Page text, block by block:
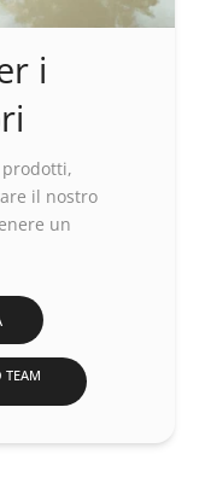
i
il nostro
un
TEAM